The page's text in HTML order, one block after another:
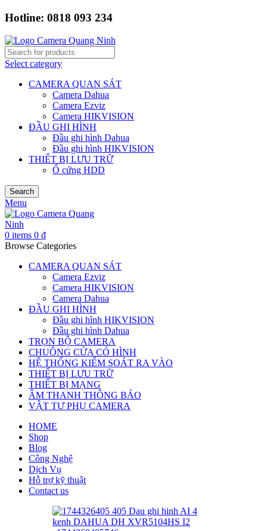
Hotline: 0818 093 234
Select category
CAMERA QUAN SÁT
Camera Dahua
Camera Ezviz
Camera HIKVISION
ĐẦU GHI HÌNH
Đầu ghi hình Dahua
Đầu ghi hình HIKVISION
THIẾT BỊ LƯU TRỮ
Ổ cứng HDD
Search
Menu
0 items 0 ₫
Browse Categories
CAMERA QUAN SÁT
Camera Ezviz
Camera HIKVISION
Camera Dahua
ĐẦU GHI HÌNH
Đầu ghi hình HIKVISION
Đầu ghi hình Dahua
TRỌN BỘ CAMERA
CHUÔNG CỬA CÓ HÌNH
HỆ THỐNG KIỂM SOÁT RA VÀO
THIẾT BỊ LƯU TRỮ
THIẾT BỊ MẠNG
ÂM THANH THÔNG BÁO
VẬT TƯ PHỤ CAMERA
HOME
Shop
Blog
Công Nghệ
Dịch Vụ
Hỗ trợ kỹ thuật
Contact us